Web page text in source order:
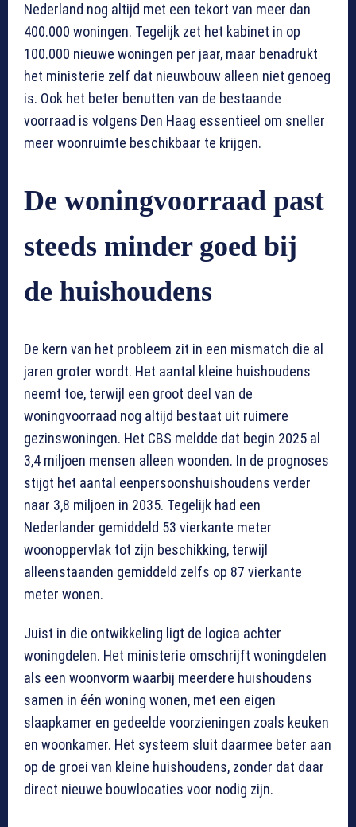
Nederland nog altijd met een tekort van meer dan
400.000 woningen. Tegelijk zet het kabinet in op
100.000 nieuwe woningen per jaar, maar benadrukt
het ministerie zelf dat nieuwbouw alleen niet genoeg
is. Ook het beter benutten van de bestaande
voorraad is volgens Den Haag essentieel om sneller
meer woonruimte beschikbaar te krijgen.
De woningvoorraad past
steeds minder goed bij
de huishoudens
De kern van het probleem zit in een mismatch die al
jaren groter wordt. Het aantal kleine huishoudens
neemt toe, terwijl een groot deel van de
woningvoorraad nog altijd bestaat uit ruimere
gezinswoningen. Het CBS meldde dat begin 2025 al
3,4 miljoen mensen alleen woonden. In de prognoses
stijgt het aantal eenpersoonshuishoudens verder
naar 3,8 miljoen in 2035. Tegelijk had een
Nederlander gemiddeld 53 vierkante meter
woonoppervlak tot zijn beschikking, terwijl
alleenstaanden gemiddeld zelfs op 87 vierkante
meter wonen.
Juist in die ontwikkeling ligt de logica achter
woningdelen. Het ministerie omschrijft woningdelen
als een woonvorm waarbij meerdere huishoudens
samen in één woning wonen, met een eigen
slaapkamer en gedeelde voorzieningen zoals keuken
en woonkamer. Het systeem sluit daarmee beter aan
op de groei van kleine huishoudens, zonder dat daar
direct nieuwe bouwlocaties voor nodig zijn.